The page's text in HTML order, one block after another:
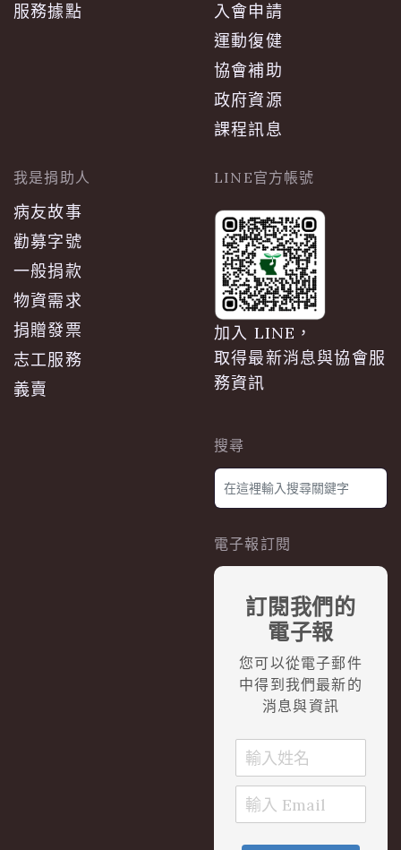
服務據點
入會申請
運動復健
協會補助
政府資源
課程訊息
我是捐助人
病友故事
勸募字號
一般捐款
物資需求
捐贈發票
志工服務
義賣
LINE官方帳號
加入 LINE，
取得最新消息與協會服
務資訊
搜尋
電子報訂閱
訂閱我們的
電子報
您可以從電子郵件
中得到我們最新的
消息與資訊